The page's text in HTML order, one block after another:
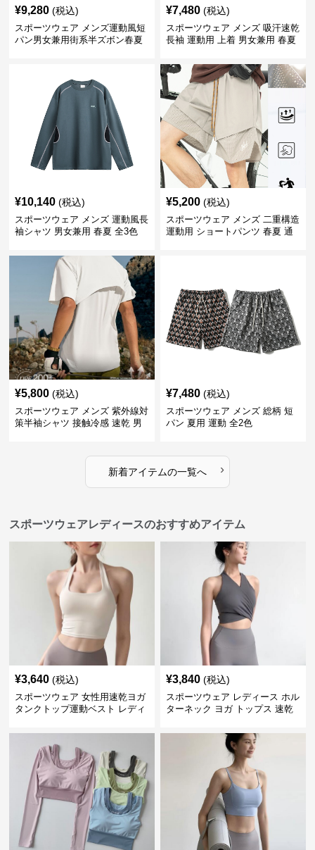
¥9,280 (税込)
スポーツウェア メンズ運動風短
パン男女兼用街系半ズボン春夏
¥7,480 (税込)
スポーツウェア メンズ 吸汗速乾
長袖 運動用 上着 男女兼用 春夏
¥10,140 (税込)
スポーツウェア メンズ 運動風長
袖シャツ 男女兼用 春夏 全3色
¥5,200 (税込)
スポーツウェア メンズ 二重構造
運動用 ショートパンツ 春夏 通
¥5,800 (税込)
スポーツウェア メンズ 紫外線対
策半袖シャツ 接触冷感 速乾 男
¥7,480 (税込)
スポーツウェア メンズ 総柄 短
パン 夏用 運動 全2色
新着アイテムの一覧へ ›
スポーツウェアレディースのおすすめアイテム
¥3,640 (税込)
スポーツウェア 女性用速乾ヨガ
タンクトップ運動ベスト レディ
¥3,840 (税込)
スポーツウェア レディース ホル
ターネック ヨガ トップス 速乾